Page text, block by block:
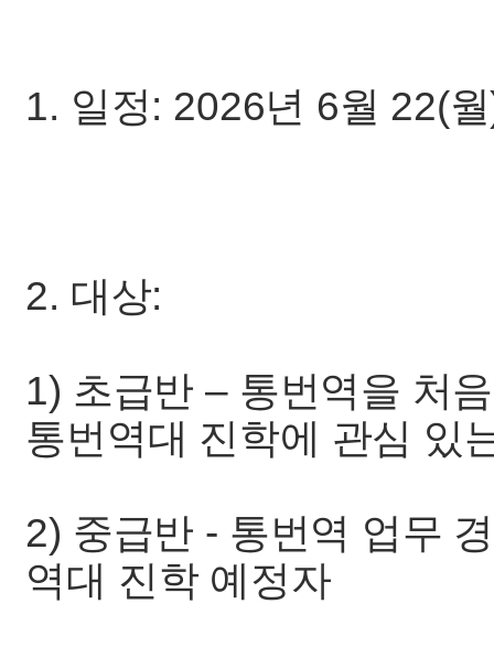
1. 일정: 2026년 6월 22(
2. 대상:
1) 초급반 – 통번역을 처
통번역대 진학에 관심 있
2) 중급반 - 통번역 업무
역대 진학 예정자